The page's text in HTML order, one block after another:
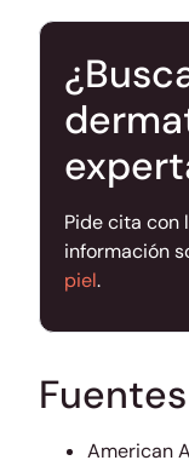
Pide cita con
información
piel.
Fuentes
American